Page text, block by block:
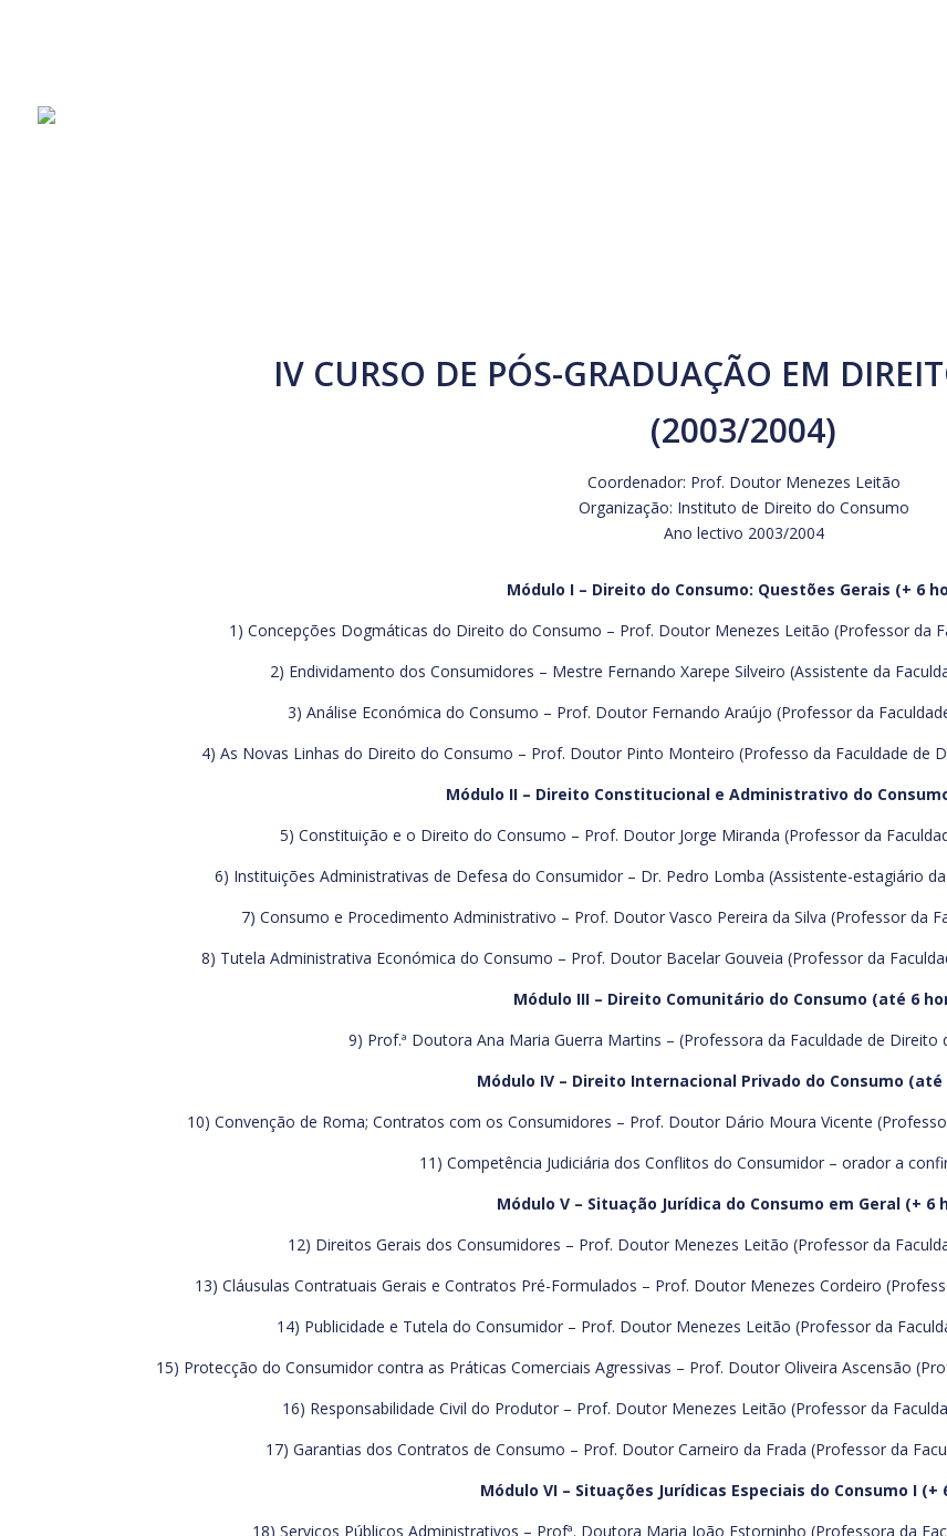
IV CURSO DE PÓS-GRADUAÇÃO EM
(2003/2004)
Coordenador: Prof. Doutor Menezes Leitão
Organização: Instituto de Direito do Consumo
Ano lectivo 2003/2004
Módulo I – Direito do Consumo: Questões Gerais (+ 6
1) Concepções Dogmáticas do Direito do Consumo – Prof. Doutor Menezes Leitão (Professor da
2) Endividamento dos Consumidores – Mestre Fernando Xarepe Silveiro (Assistente da
3) Análise Económica do Consumo – Prof. Doutor Fernando Araújo (Professor da
4) As Novas Linhas do Direito do Consumo – Prof. Doutor Pinto Monteiro (Professo da Faculdade de
Módulo II – Direito Constitucional e Administrativo do
5) Constituição e o Direito do Consumo – Prof. Doutor Jorge Miranda (Professor da
6) Instituições Administrativas de Defesa do Consumidor – Dr. Pedro Lomba (Assistente-estagiário
7) Consumo e Procedimento Administrativo – Prof. Doutor Vasco Pereira da Silva (Professor da
8) Tutela Administrativa Económica do Consumo – Prof. Doutor Bacelar Gouveia (Professor da
Módulo III – Direito Comunitário do Consumo (até 6
9) Prof.ª Doutora Ana Maria Guerra Martins – (Professora da Faculdade de Direito
Módulo IV – Direito Internacional Privado do Consumo (até
10) Convenção de Roma; Contratos com os Consumidores – Prof. Doutor Dário Moura Vicente
11) Competência Judiciária dos Conflitos do Consumidor – orador a
Módulo V – Situação Jurídica do Consumo em Geral (+ 6
12) Direitos Gerais dos Consumidores – Prof. Doutor Menezes Leitão (Professor da
13) Cláusulas Contratuais Gerais e Contratos Pré-Formulados – Prof. Doutor Menezes Cordeiro
14) Publicidade e Tutela do Consumidor – Prof. Doutor Menezes Leitão (Professor da
15) Protecção do Consumidor contra as Práticas Comerciais Agressivas – Prof. Doutor Oliveira Ascensão
16) Responsabilidade Civil do Produtor – Prof. Doutor Menezes Leitão (Professor da
17) Garantias dos Contratos de Consumo – Prof. Doutor Carneiro da Frada (Professor da
Módulo VI – Situações Jurídicas Especiais do Consumo I (+
18) Serviços Públicos Administrativos – Profª. Doutora Maria João Estorninho (Professora da